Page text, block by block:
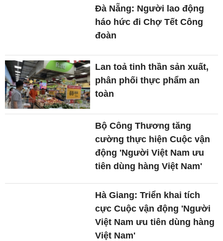
Đà Nẵng: Người lao động
háo hức đi Chợ Tết Công
đoàn
Lan toả tinh thần sản xuất,
phân phối thực phẩm an
toàn
Bộ Công Thương tăng
cường thực hiện Cuộc vận
động 'Người Việt Nam ưu
tiên dùng hàng Việt Nam'
Hà Giang: Triển khai tích
cực Cuộc vận động 'Người
Việt Nam ưu tiên dùng hàng
Việt Nam'